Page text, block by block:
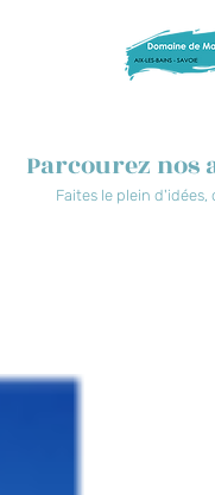
Parcourez nos
Faites le plein